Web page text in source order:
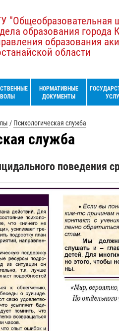
образования города
образования
области
НОРМАТИВНЫЕ
ДОКУМЕНТЫ
/ Психологическая служба
служба
поведения